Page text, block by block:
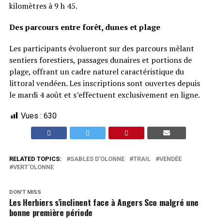
kilomètres à 9 h 45.
Des parcours entre forêt, dunes et plage
Les participants évolueront sur des parcours mêlant
sentiers forestiers, passages dunaires et portions de
plage, offrant un cadre naturel caractéristique du
littoral vendéen. Les inscriptions sont ouvertes depuis
le mardi 4 août et s’effectuent exclusivement en ligne.
Vues : 630
RELATED TOPICS: SABLES D'OLONNE TRAIL
VENDÉE
VERT'OLONNE
DON'T MISS
Les Herbiers s’inclinent face à Angers Sco malgré une
bonne première période